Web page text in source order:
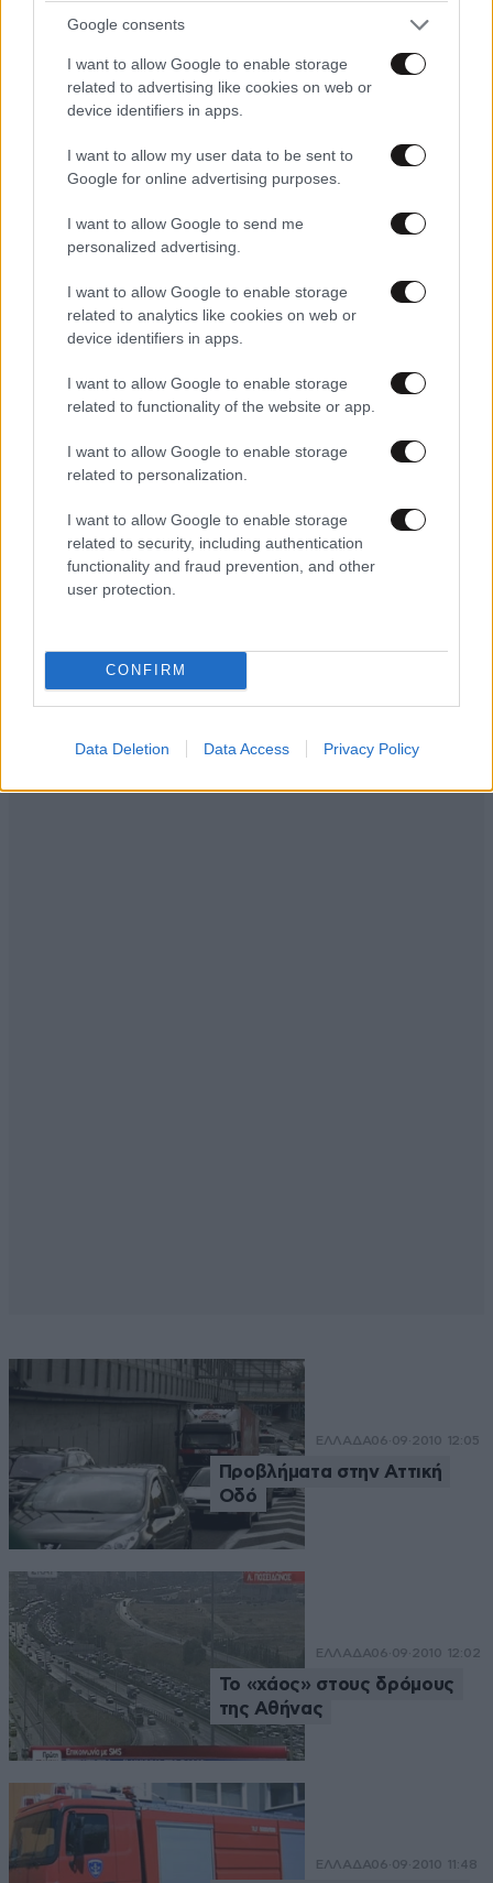
Google consents
I want to allow Google to enable storage
related to advertising like cookies on web or
device identifiers in apps.
I want to allow my user data to be sent to
Google for online advertising purposes.
I want to allow Google to send me
personalized advertising.
I want to allow Google to enable storage
related to analytics like cookies on web or
device identifiers in apps.
I want to allow Google to enable storage
related to functionality of the website or app.
I want to allow Google to enable storage
related to personalization.
I want to allow Google to enable storage
related to security, including authentication
functionality and fraud prevention, and other
user protection.
CONFIRM
Data Deletion Data Access Privacy Policy
Ανοιχτές σε όλους τους
υποψηφίους οι πόρτες του
ΕΛΛΑΔΑ06·09·2010 12:16
Αγνοείται 26χρονος στη
Σύρο
ΕΛΛΑΔΑ06·09·2010 12:05
Προβλήματα στην Αττική
Οδό
ΕΛΛΑΔΑ06·09·2010 12:02
Το «χάος» στους δρόμους
της Αθήνας
ΕΛΛΑΔΑ06·09·2010 11:48